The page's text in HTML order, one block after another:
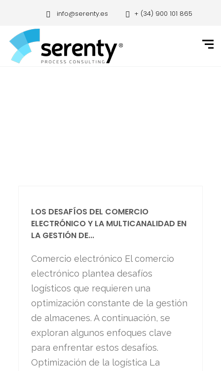
info@serenty.es + (34) 900 101 865
LOS DESAFÍOS DEL COMERCIO
ELECTRÓNICO Y LA MULTICANALIDAD EN
LA GESTIÓN DE...
Comercio electrónico El comercio
electrónico plantea desafíos
logísticos que requieren una
optimización constante de la gestión
de almacenes. A continuación, se
exploran algunos enfoques clave
para enfrentar estos desafíos.
Optimización de la logística La